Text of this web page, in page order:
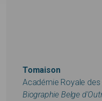
Tomaison
Académie Royale
Biographie Belge